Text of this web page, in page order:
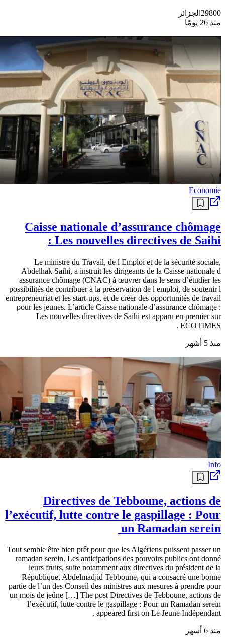
29800 الجزائر
منذ 26 يومًا
Economie
Caisse nationale d’assurance chômage
: Les nouvelles directives de Saihi
Le ministre du Travail, de l Emploi et de la sécurité sociale,
Abdelhak Saihi, a instruit les dirigeants de la Caisse nationale d
assurance chômage (CNAC) à œuvrer dans le sens d’étudier les
possibilités de contribuer à la préservation de l emploi, de soutenir l
entrepreneuriat et les start-ups, et de créer des opportunités de travail
pour les jeunes. L’article Caisse nationale d’assurance chômage :
Les nouvelles directives de Saihi est apparu en premier sur
ECOTIMES .
منذ 5 أشهر
Info
Directives de Tebboune, actions de
l’exécutif, lutte contre le gaspillage : Pour
un Ramadan serein
Tout semble être bien prêt pour que les Algériens puissent passer un
ramadan serein. Les anticipations des pouvoirs publics ont donné
leurs fruits, suite notamment aux directives du président de la
République, Abdelmadjid Tebboune, qui a consacré une bonne
partie de l’un des Conseil des ministres aux mesures à prendre pour
un mois de jeûne […] The post Directives de Tebboune, actions de
l’exécutif, lutte contre le gaspillage : Pour un Ramadan serein
appeared first on Le Jeune Indépendant .
منذ 6 أشهر